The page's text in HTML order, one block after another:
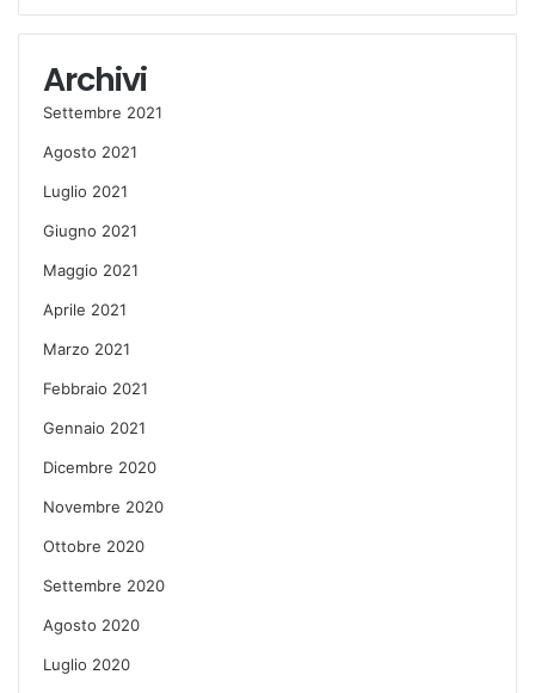
Archivi
Settembre 2021
Agosto 2021
Luglio 2021
Giugno 2021
Maggio 2021
Aprile 2021
Marzo 2021
Febbraio 2021
Gennaio 2021
Dicembre 2020
Novembre 2020
Ottobre 2020
Settembre 2020
Agosto 2020
Luglio 2020